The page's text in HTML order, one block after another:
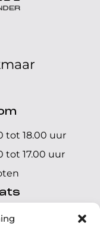
tot 18.00 uur
tot 17.00 uur
tot 17.00 uur